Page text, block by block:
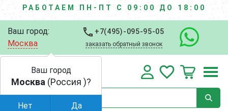
РАБОТАЕМ ПН-ПТ С 09:00 ДО 18:00
Ваш город:
Москва
+7(495)-095-95-05
заказать обратный звонок
Ваш город
Москва (Россия )?
Нет Да